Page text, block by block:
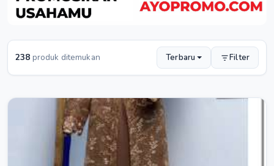
238 produk ditemukan Terbaru Filter